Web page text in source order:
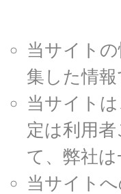
当サイト
集した情
当サイト
定は利用
て、弊社
当サイト